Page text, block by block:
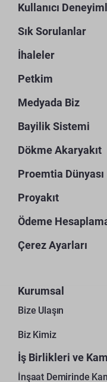
Kullanıcı
Sık Sorulanlar
İhaleler
Petkim
Medyada Biz
Bayilik Sistemi
Dökme Akaryakıt
Proemtia Dünyası
Proyakıt
Ödeme
Çerez Ayarları
Kurumsal
Bize Ulaşın
Biz Kimiz
İş Birlikleri ve
İnşaat Demirinde